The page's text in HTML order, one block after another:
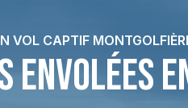
VOL CAPTIF
ENVOLÉES